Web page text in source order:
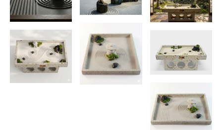
ります。
【受賞・認定(Awards & Recognition)】
2019 年
5 月: 第 1 回 渋谷ヒカリエ工芸アート展示会に出展
10 月: 栃木市・蔵の街ビジネスコンテスト 優秀賞